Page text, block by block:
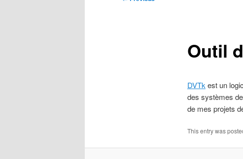
Outil
DVTk est un
des systèmes
de mes projets
This entry was